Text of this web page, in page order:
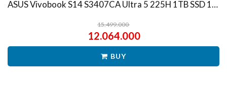
ASUS Vivobook S14 S3407CA Ultra 5 225H 1TB SSD 16GB WUXGA IPS Win11+OHS
15.499.000
12.064.000
BUY